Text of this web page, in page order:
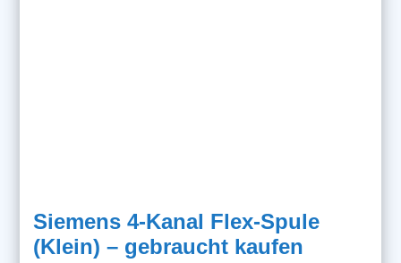
Siemens 4-Kanal Flex-Spule
(Klein) – gebraucht kaufen